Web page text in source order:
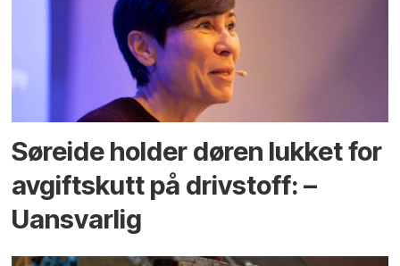
Søreide holder døren lukket for
avgiftskutt på drivstoff: –
Uansvarlig